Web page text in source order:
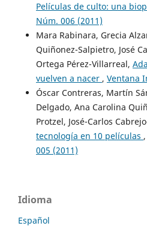
Películas de culto: una
Núm. 006 (2011)
Mara Rabinara, Grecia
Quiñonez-Salpietro, José
Ortega Pérez-Villarreal,
vuelven a nacer , Ventana
Óscar Contreras, Martín
Delgado, Ana Carolina
Protzel, José-Carlos
tecnología en 10 películas ,
005 (2011)
Idioma
Español